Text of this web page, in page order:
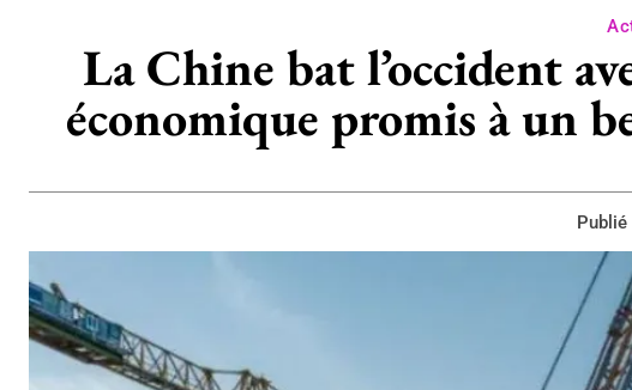
La Chine bat l’occident
économique promis à un
Publié